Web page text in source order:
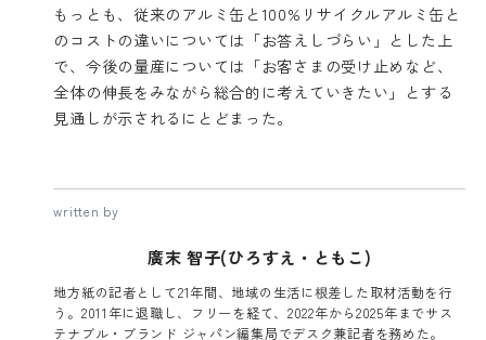
もっとも、従来のアルミ缶と100%リサイクルアルミ缶と
のコストの違いについては「お答えしづらい」とした上
で、今後の量産については「お客さまの受け止めなど、
全体の伸長をみながら総合的に考えていきたい」とする
見通しが示されるにとどまった。
written by
廣末 智子(ひろすえ・ともこ)
地方紙の記者として21年間、地域の生活に根差した取材活動を行
う。2011年に退職し、フリーを経て、2022年から2025年までサス
テナブル・ブランド ジャパン編集局でデスク兼記者を務めた。